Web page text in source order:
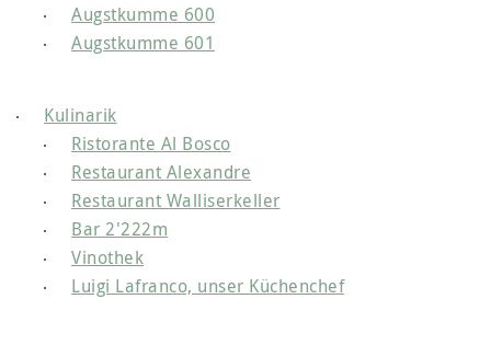
Augstkumme 600
Augstkumme 601
Kulinarik
Ristorante Al Bosco
Restaurant Alexandre
Restaurant Walliserkeller
Bar 2'222m
Vinothek
Luigi Lafranco, unser Küchenchef